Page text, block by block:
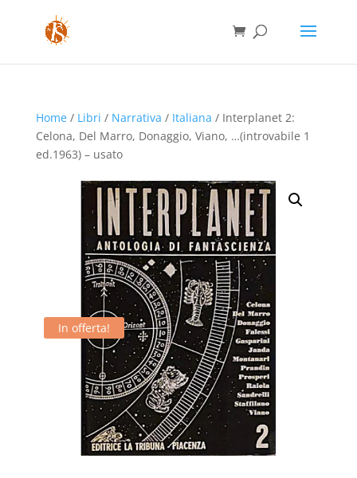
Home/ Libri / Narrativa / Italiana / Interplanet 2:
Celona, Del Marro, Donaggio, Viano, …(introvabile 1
ed.1963) – usato
In offerta!